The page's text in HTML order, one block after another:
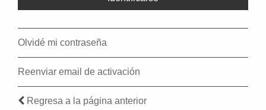
Olvidé mi contraseña
Reenviar email de activación
Regresa a la página anterior